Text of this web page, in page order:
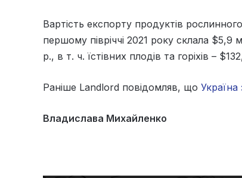
Вартість експорту продуктів
першому півріччі 2021 року склала
р., в т. ч. їстівних плодів та горіхів –
Раніше Landlord повідомляв, що
Владислава Михайленко